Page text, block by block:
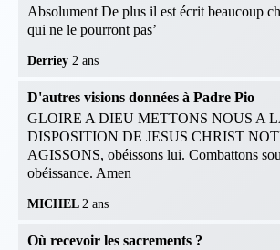
Absolument De plus il est écrit beaucoup
qui ne le pourront pas’
Derriey 2 ans
D'autres visions données à Padre Pio
GLOIRE A DIEU METTONS NOUS A
DISPOSITION DE JESUS CHRIST
AGISSONS, obéissons lui. Combattons
obéissance. Amen
MICHEL 2 ans
Où recevoir les sacrements ?